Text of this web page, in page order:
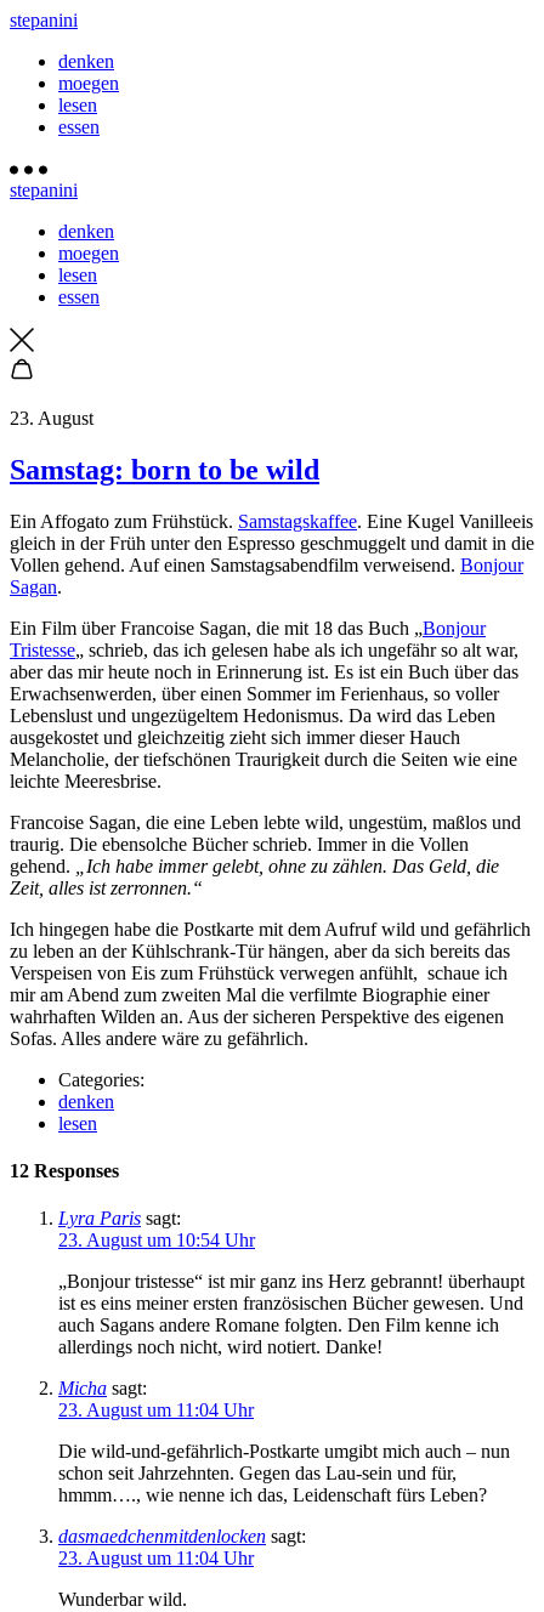
stepanini
denken
moegen
lesen
essen
stepanini
denken
moegen
lesen
essen
23. August
Samstag: born to be wild
Ein Affogato zum Frühstück. Samstagskaffee. Eine Kugel Vanilleeis
gleich in der Früh unter den Espresso geschmuggelt und damit in die
Vollen gehend. Auf einen Samstagsabendfilm verweisend. Bonjour
Sagan.
Ein Film über Francoise Sagan, die mit 18 das Buch „Bonjour
Tristesse„ schrieb, das ich gelesen habe als ich ungefähr so alt war,
aber das mir heute noch in Erinnerung ist. Es ist ein Buch über das
Erwachsenwerden, über einen Sommer im Ferienhaus, so voller
Lebenslust und ungezügeltem Hedonismus. Da wird das Leben
ausgekostet und gleichzeitig zieht sich immer dieser Hauch
Melancholie, der tiefschönen Traurigkeit durch die Seiten wie eine
leichte Meeresbrise.
Francoise Sagan, die eine Leben lebte wild, ungestüm, maßlos und
traurig. Die ebensolche Bücher schrieb. Immer in die Vollen
gehend.
„Ich habe immer gelebt, ohne zu zählen. Das Geld, die
Zeit, alles ist zerronnen.“
Ich hingegen habe die Postkarte mit dem Aufruf wild und gefährlich
zu leben an der Kühlschrank-Tür hängen, aber da sich bereits das
Verspeisen von Eis zum Frühstück verwegen anfühlt, schaue ich
mir am Abend zum zweiten Mal die verfilmte Biographie einer
wahrhaften Wilden an. Aus der sicheren Perspektive des eigenen
Sofas. Alles andere wäre zu gefährlich.
Categories:
denken
lesen
12 Responses
Lyra Paris sagt:
23. August um 10:54 Uhr
„Bonjour tristesse“ ist mir ganz ins Herz gebrannt! überhaupt
ist es eins meiner ersten französischen Bücher gewesen. Und
auch Sagans andere Romane folgten. Den Film kenne ich
allerdings noch nicht, wird notiert. Danke!
Micha sagt:
23. August um 11:04 Uhr
Die wild-und-gefährlich-Postkarte umgibt mich auch – nun
schon seit Jahrzehnten. Gegen das Lau-sein und für,
hmmm…., wie nenne ich das, Leidenschaft fürs Leben?
dasmaedchenmitdenlocken sagt:
23. August um 11:04 Uhr
Wunderbar wild.